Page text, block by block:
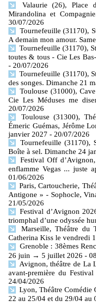
Valaurie (26), Place
Mirandolina et
30/07/2026
Tournefeuille (31170),
A demain mon amour.
Tournefeuille (31170),
toutes & tous - Cie Les
- 20/07/2026
Tournefeuille (31170),
des songes. Dimanche 21
Toulouse (31000),
Cie Les Méduses me
20/07/2026
Toulouse (31300),
Émeric Guémas, Jérôme
janvier 2027 - 20/07/2026
Tournefeuille (31170),
Boîte à sel. Dimanche 24
Festival Off
enflamme Vegas ... juste
01/06/2026
Paris, Cartoucherie,
Antigone » - Sophocle,
21/05/2026
Festival d’Avignon
triomphal d’une odyssée
Marseille, Théâtre du
Catherina Kiss le vendredi
Grenoble : 38èmes
26 juin → 5 juillet 2026 -
Avignon, théâtre de La
avant-première du
24/04/2026
Lyon, Théâtre Comédie
22 au 25/04 et du 29/04 au